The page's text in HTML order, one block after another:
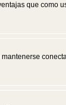
que como